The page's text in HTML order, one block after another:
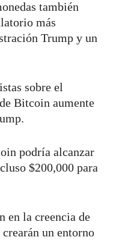
también
más
Trump y un
sobre el
Bitcoin aumente
podría alcanzar
$200,000 para
en la creencia de
un entorno